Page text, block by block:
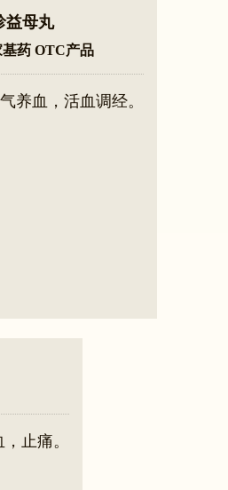
益母丸
基药 OTC产品
养血，活血调经。
止痛。